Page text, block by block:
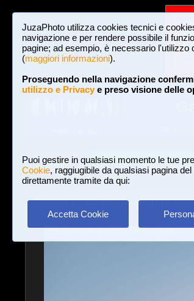
JuzaPhoto utilizza cookies tecnici e
navigazione e per rendere possibile il
pagine; ad esempio, è necessario l'utilizzo
(maggiori informazioni).
Proseguendo nella navigazione
utilizzo e Privacye preso visione delle
Puoi gestire in qualsiasi momento le tue
Cookie, raggiugibile da qualsiasi pagina
direttamente tramite da qui:
Accetta Cookie
Login Iscriviti a
Gallerie»Paesaggio con elementi